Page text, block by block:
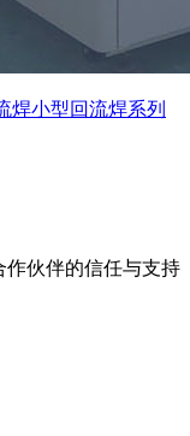
焊小型回流焊系列
作伙伴的信任与支持